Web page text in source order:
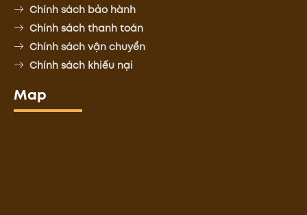
Chính sách bảo hành
Chính sách thanh toán
Chính sách vận chuyển
Chính sách khiếu nại
Map